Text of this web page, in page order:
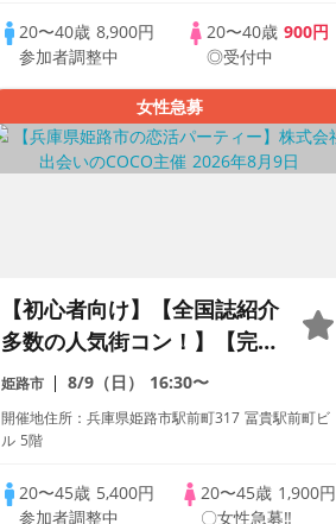
20〜40歳 8,900円
参加者調整中
20〜40歳 900円
◎受付中
女性急募
【初心者向け】【全国誌紹介
多数の人気街コン！】【完全
着席】【お一人様参加多数】
【豊富な飲み放題♪・産地直
送食材コース】【インスタ映
ト】【LINE交換自由・席がえ
姫路市 8/9（日） 16:30〜
開催地住所：兵庫県姫路市駅前町317 冨貴駅前町ビ
ル 5階
20〜45歳 5,400円
参加者調整中
20〜45歳 1,900円
〇女性急募‼